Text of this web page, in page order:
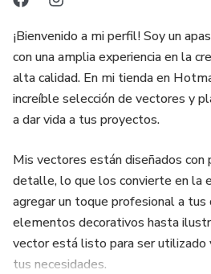
¡Bienvenido a mi perfil! Soy un
con una amplia experiencia en la
alta calidad. En mi tienda en
increíble selección de vectores y
a dar vida a tus proyectos.
Mis vectores están diseñados con
detalle, lo que los convierte en la
agregar un toque profesional a tus
elementos decorativos hasta
vector está listo para ser utilizado
tus necesidades.